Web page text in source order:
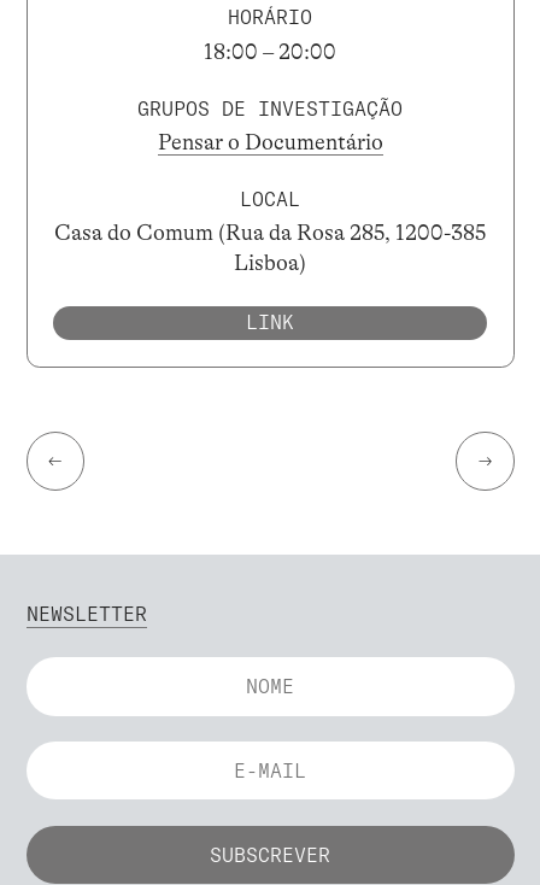
HORÁRIO
18:00 – 20:00
GRUPOS DE INVESTIGAÇÃO
Pensar o Documentário
LOCAL
Casa do Comum (Rua da Rosa 285, 1200-385
Lisboa)
LINK
← →
NEWSLETTER